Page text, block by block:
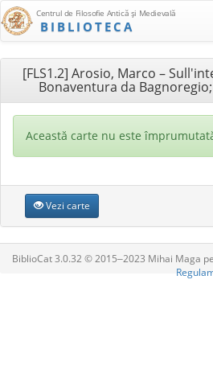
Centrul de Filosofie Antică şi Medievală
BIBLIOTECA
[FLS1.2] Arosio, Marco –
Bonaventura da
Această carte nu este
Vezi carte
BiblioCat 3.0.32 © 2015‒2023 Mihai Maga